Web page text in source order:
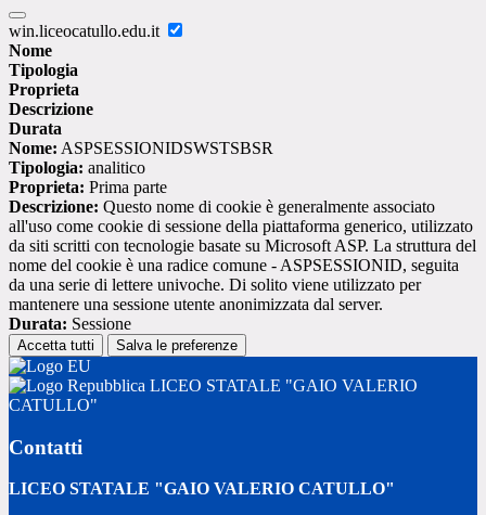
win.liceocatullo.edu.it
Nome
Tipologia
Proprieta
Descrizione
Durata
Nome: ASPSESSIONIDSWSTSBSR
Tipologia: analitico
Proprieta: Prima parte
Descrizione: Questo nome di cookie è generalmente associato
all'uso come cookie di sessione della piattaforma generico, utilizzato
da siti scritti con tecnologie basate su Microsoft ASP. La struttura del
nome del cookie è una radice comune - ASPSESSIONID, seguita
da una serie di lettere univoche. Di solito viene utilizzato per
mantenere una sessione utente anonimizzata dal server.
Durata: Sessione
Accetta tutti Salva le preferenze
LICEO STATALE "GAIO VALERIO
CATULLO"
Contatti
LICEO STATALE "GAIO VALERIO CATULLO"